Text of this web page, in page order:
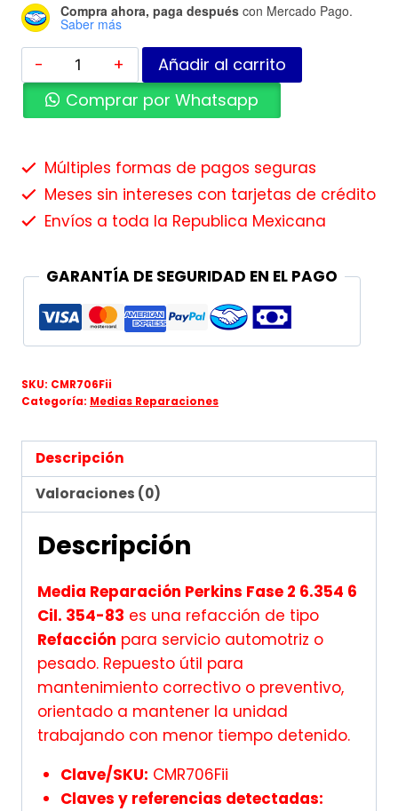
Compra ahora, paga después con Mercado Pago.
Saber más
Añadir al carrito
Comprar por Whatsapp
Múltiples formas de pagos seguras
Meses sin intereses con tarjetas de crédito
Envíos a toda la Republica Mexicana
GARANTÍA DE SEGURIDAD EN EL PAGO
SKU: CMR706Fii
Categoría: Medias Reparaciones
Descripción
Valoraciones (0)
Descripción
Media Reparación Perkins Fase 2 6.354 6
Cil. 354-83 es una refacción de tipo
Refacción para servicio automotriz o
pesado. Repuesto útil para
mantenimiento correctivo o preventivo,
orientado a mantener la unidad
trabajando con menor tiempo detenido.
Clave/SKU: CMR706Fii
Claves y referencias detectadas: